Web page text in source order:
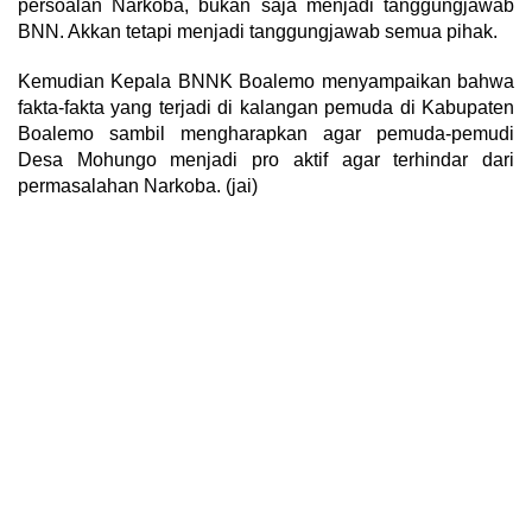
persoalan Narkoba, bukan saja menjadi tanggungjawab
BNN. Akkan tetapi menjadi tanggungjawab semua pihak.
Kemudian Kepala BNNK Boalemo menyampaikan bahwa
fakta-fakta yang terjadi di kalangan pemuda di Kabupaten
Boalemo sambil mengharapkan agar pemuda-pemudi
Desa Mohungo menjadi pro aktif agar terhindar dari
permasalahan Narkoba. (jai)